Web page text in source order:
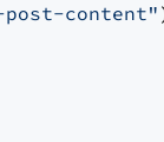
content"